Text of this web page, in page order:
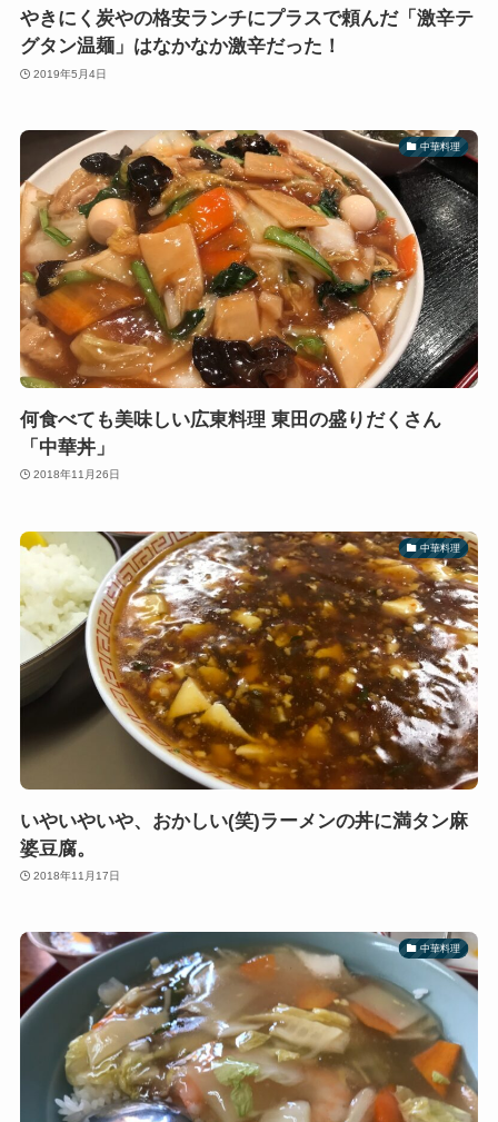
やきにく炭やの格安ランチにプラスで頼んだ「激辛テ
グタン温麺」はなかなか激辛だった！
2019年5月4日
中華料理
何食べても美味しい広東料理 東田の盛りだくさん
「中華丼」
2018年11月26日
中華料理
いやいやいや、おかしい(笑)ラーメンの丼に満タン麻
婆豆腐。
2018年11月17日
中華料理